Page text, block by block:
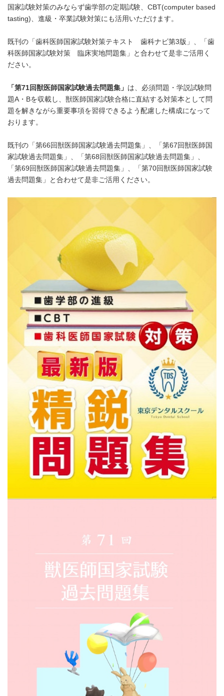
国家試験対策のみならず歯学部の定期試験、CBT(computer based
tasting)、進級・卒業試験対策にも活用いただけます。
既刊の「歯科医師国家試験対策テキスト 歯科ナビ第3版」、「歯
科医師国家試験対策 臨床実地問題集」と合わせて是非ご活用く
ださい。
「第71回獣医師国家試験過去問題集」 は、必須問題・学説試験問
題A・Bを収載し、獣医師国家試験合格に直結する対策本として問
題を解きながら重要事項を習得できるよう配慮した構成になって
おります。
既刊の「第66回獣医師国家試験過去問題集」、「第67回獣医師国
家試験過去問題集」、「第68回獣医師国家試験過去問題集」、
「第69回獣医師国家試験過去問題集」、「第70回獣医師国家試験
過去問題集」と合わせて是非ご活用ください。